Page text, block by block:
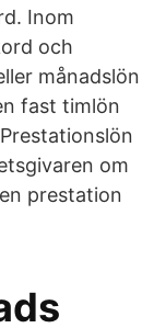
Inom
och
månadslön
fast timlön
om
prestation